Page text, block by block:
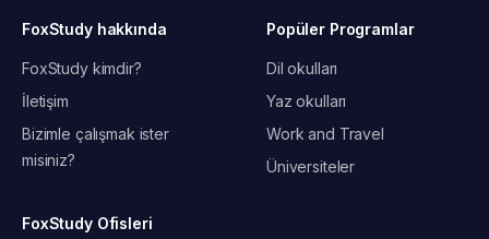
FoxStudy hakkında
FoxStudy kimdir?
İletişim
Bizimle çalışmak ister
misiniz?
Popüler Programlar
Dil okulları
Yaz okulları
Work and Travel
Üniversiteler
FoxStudy Ofisleri